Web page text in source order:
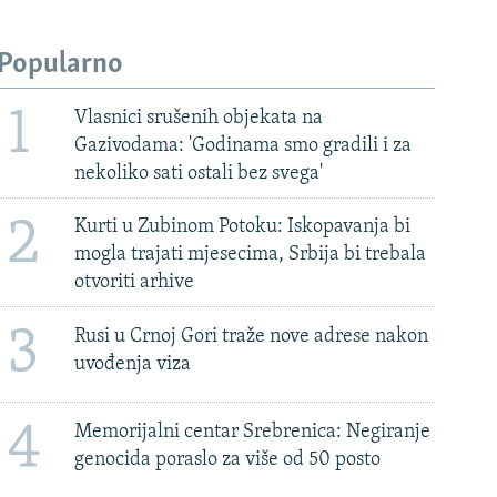
1
Vlasnici srušenih objekata na
Gazivodama: 'Godinama smo gradili i za
nekoliko sati ostali bez svega'
2
Kurti u Zubinom Potoku: Iskopavanja bi
mogla trajati mjesecima, Srbija bi trebala
otvoriti arhive
3
Rusi u Crnoj Gori traže nove adrese nakon
uvođenja viza
4
Memorijalni centar Srebrenica: Negiranje
genocida poraslo za više od 50 posto